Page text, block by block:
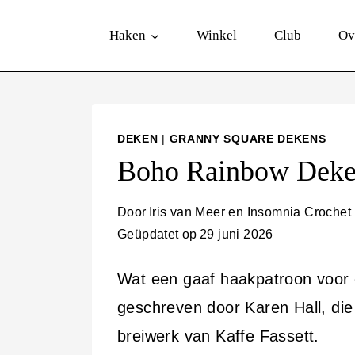
o
Haken Winkel Club
DEKEN | GRANNY SQUARE DEKENS
Boho Rainbow
Door Iris van Meer en Insomnia Crochet
Geüpdatet op 29 juni 2026
Wat een gaaf haakpatroon
geschreven door Karen Hall,
breiwerk van Kaffe Fassett.